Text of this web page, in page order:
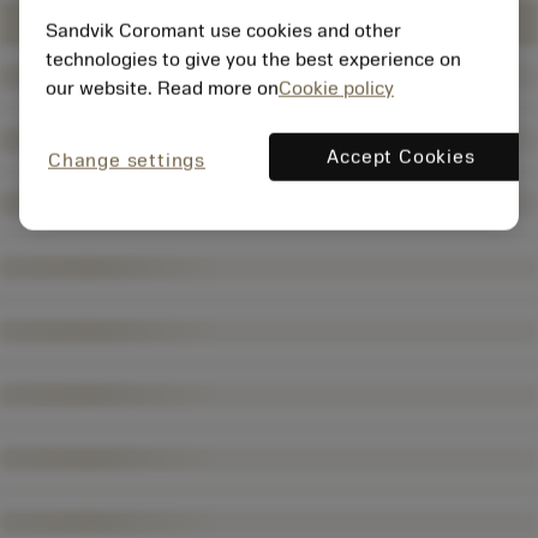
Sandvik Coromant use cookies and other
technologies to give you the best experience on
our website. Read more onCookie policy
Change settings Accept Cookies